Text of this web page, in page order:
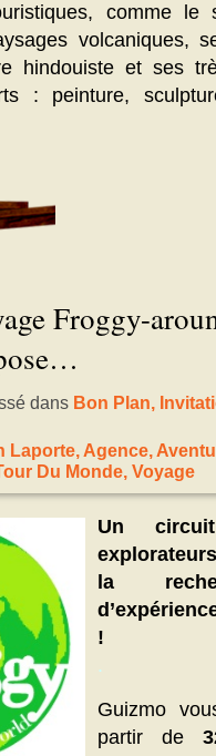
comme
volcaniques,
hindouiste et ses
: peinture,
Froggy-
dans Bon Plan,
Laporte, Agence,
Du Monde, Voyage
Un
la
!
.
Guizmo
partir de